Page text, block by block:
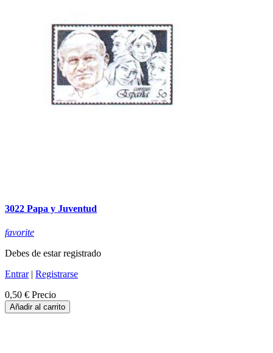
3022 Papa y Juventud
favorite
Debes de estar registrado
Entrar| Registrarse
0,50 € Precio
Añadir al carrito